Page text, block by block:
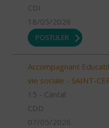
CDI
18/05/2026
POSTULER
Accompagnant
vie sociale - SAINT-
15 - Cantal
CDD
07/05/2026